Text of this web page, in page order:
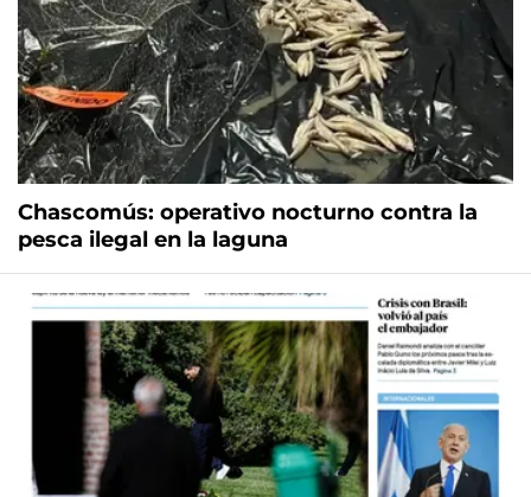
Chascomús: operativo nocturno contra la
pesca ilegal en la laguna